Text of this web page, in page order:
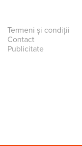
Termeni și condiții
Contact
Publicitate